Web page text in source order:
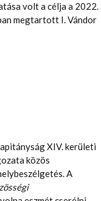
volt a célja a 2022.
megtartott I. Vándor
XIV. kerületi
közös
A